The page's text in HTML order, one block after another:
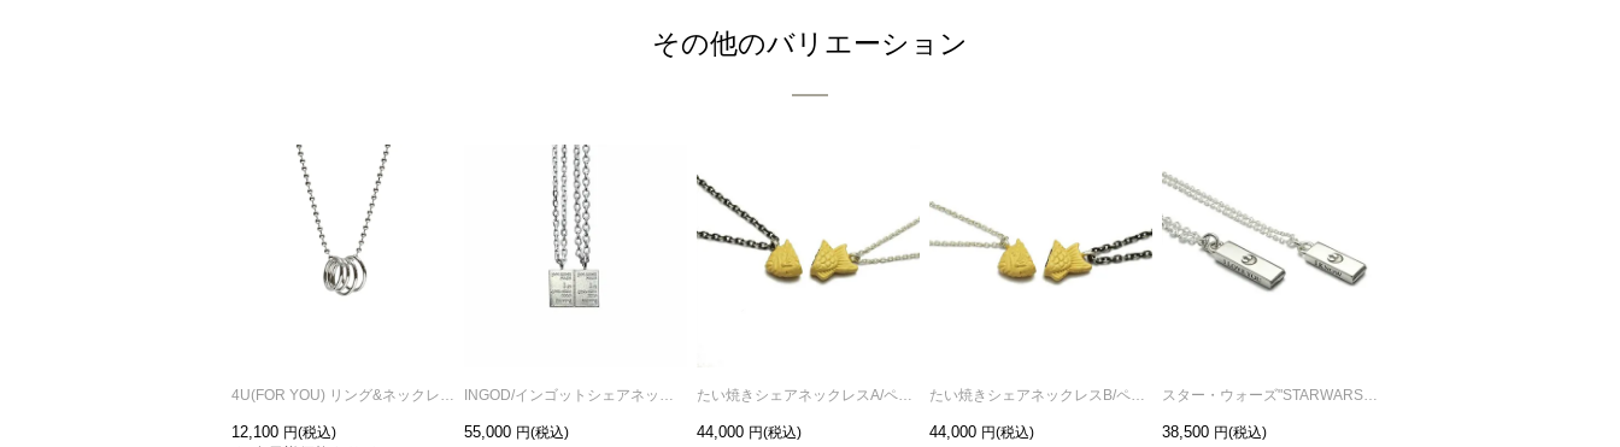
その他のバリエーション
4U(FOR YOU) リング&ネックレス M / ペアリング・ペアネックレス
12,100
INGOD/インゴットシェアネックレス/ペアネックレス
55,000
たい焼きシェアネックレスA/ペアネックレス
44,000
たい焼きシェアネックレスB/ペアネックレス
44,000
スター・ウォーズ"STARWARS™"メッセージペアネックレス
38,500